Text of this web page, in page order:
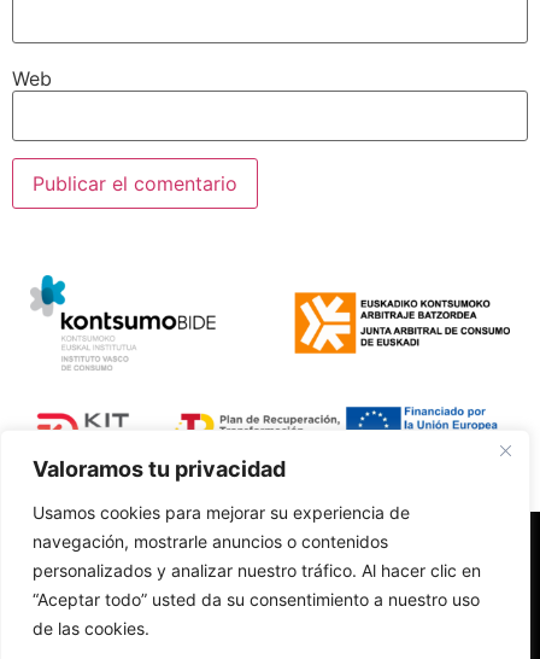
Valoramos tu privacidad
Usamos cookies para mejorar su experiencia de
navegación, mostrarle anuncios o contenidos
personalizados y analizar nuestro tráfico. Al hacer clic en
“Aceptar todo” usted da su consentimiento a nuestro uso
de las cookies.
Web
Polí­tica de Privacidad
Aviso Legal
Accesibilidad